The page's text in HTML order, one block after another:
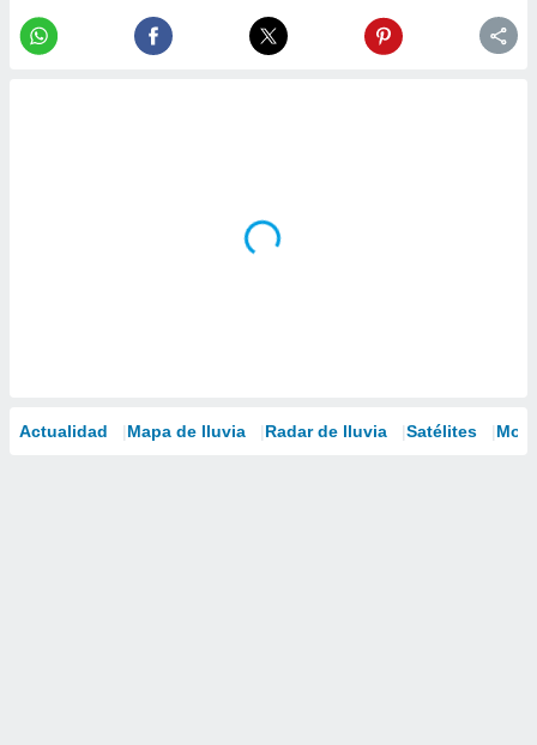
Actualidad Mapa de lluvia Radar de lluvia Satélites